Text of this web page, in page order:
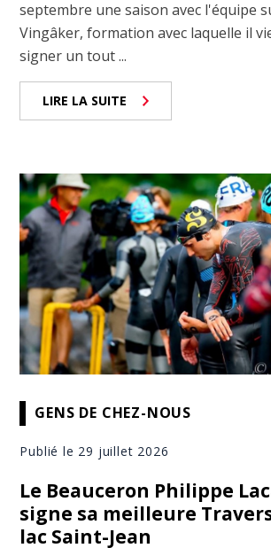
septembre une saison avec l'équipe
Vingâker, formation avec laquelle il
signer un tout ...
LIRE LA SUITE
GENS DE CHEZ-NOUS
Publié le 29 juillet 2026
Le Beauceron Philippe
signe sa meilleure
lac Saint-Jean